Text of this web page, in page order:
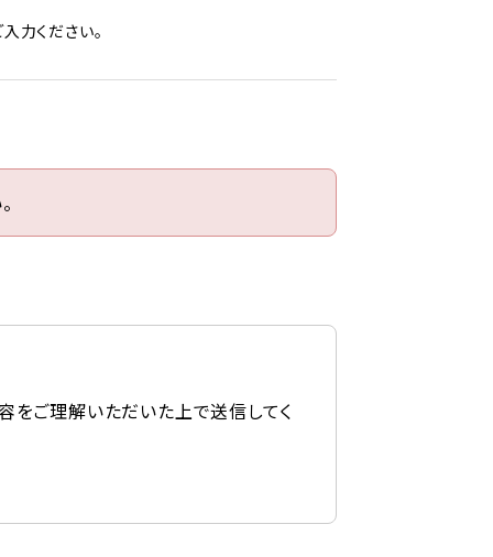
力ください。
をご理解いただいた上で送信してく